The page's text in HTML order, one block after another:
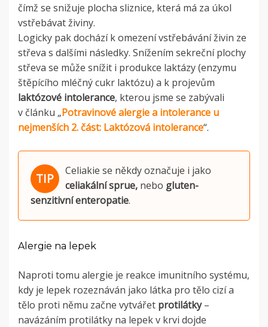
čímž se snižuje plocha sliznice, která má za úkol
vstřebávat živiny.
Logicky pak dochází k omezení vstřebávání živin ze
střeva s dalšími následky. Snížením sekreční plochy
střeva se může snížit i produkce laktázy (enzymu
štěpícího mléčný cukr laktózu) a k projevům
laktózové intolerance, kterou jsme se zabývali
v článku „Potravinové alergie a intolerance u
nejmenších 2. část: Laktózová intolerance“.
Celiakie se někdy označuje i jako
celiakální sprue,nebo gluten-
senzitivní enteropatie.
Alergie na lepek
Naproti tomu alergie je reakce imunitního systému,
kdy je lepek rozeznáván jako látka pro tělo cizí a
tělo proti němu začne vytvářet protilátky–
navázáním protilátky na lepek v krvi dojde